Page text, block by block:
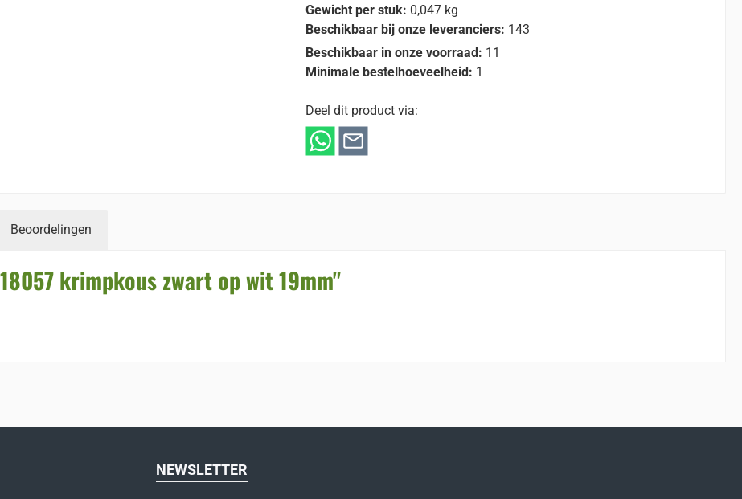
Gewicht per stuk: 0,047 kg
Beschikbaar bij onze leveranciers: 143
Beschikbaar in onze voorraad: 11
Minimale bestelhoeveelheid: 1
Deel dit product via:
Beoordelingen
krimpkous zwart op wit 19mm"
NEWSLETTER